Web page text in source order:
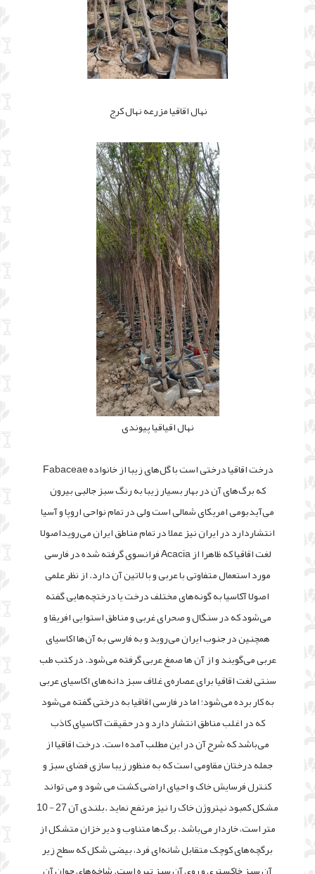
نهال اقاقیا مزرعه نهال کرج
نهال اقیاقیا پیوندی
که برگ‌هاى آن در بهار بسیار زیبا به رنگ ‌سبز جالبى بیرون
مى‌آیدبومى امریکاى شمالى است ولى در تمام نواحى اروپا و آسیا
انتشاردارد در ایران نیز عملا در تمام مناطق ایران مى‌رویداصولا
لغت اقاقیا که ظاهرا از Acacia فرانسوى گرفته شده در فارسى
مورد استعمال متفاوتى با عربى و با لاتین آن دارد. از نظر علمى
اصولا آکاسیا به گونه‌هاى‌ مختلف درخت یا درختچه‌هایى گفته
مى‌شود که در سنگال و صحراى غربى و مناطق‌ استوایى افریقا و
همچنین در جنوب ایران مى‌روید و به فارسى به آن‌ها اکاسیاى
عربى ‌مى‌گویند و از آن ها صمغ عربى گرفته مى‌شود. در کتب طب
سنتى‌ لغت اقاقیا براى عصاره‌ی غلاف سبز دانه‌هاى اکاسیاى عربى
به کار برده مى‌شود؛ اما در فارسى‌ اقاقیا به درختى گفته مى‌شود
که در اغلب مناطق انتشار دارد و در حقیقت آکاسیاى ‌کاذب
مى‌باشد که شرح آن در این مطلب آمده است. درخت اقاقیا از
جمله درختان مقاومی است که به منظور زیبا سازی فضای سبز و
کنترل فرسایش خاک و احیای اراضی کشت می شود و می تواند
مشکل کمبود نیتروژن خاک را نیز مرتفع نماید .بلندى آن 27 - 10
متر است، خاردار مى‌باشد. برگ‌ها متناوب ‌و دیر خزان متشکل از
برگچه‌هاى کوچک متقابل شانه‌اى فرد، بیضى شکل که سطح ‌زیر